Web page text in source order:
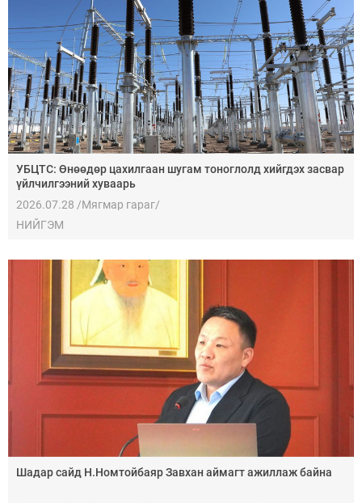
УБЦТС: Өнөөдөр цахилгаан шугам тоноглолд хийгдэх засвар
үйлчилгээний хуваарь
2026.07.28 /Мягмар гараг/
НИЙГЭМ
Шадар сайд Н.Номтойбаяр Завхан аймагт ажиллаж байна